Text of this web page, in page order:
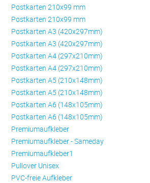
Postkarten 210x99 mm
Postkarten 210x99 mm
Postkarten A3 (420x297mm)
Postkarten A3 (420x297mm)
Postkarten A4 (297x210mm)
Postkarten A4 (297x210mm)
Postkarten A5 (210x148mm)
Postkarten A5 (210x148mm)
Postkarten A6 (148x105mm)
Postkarten A6 (148x105mm)
Premiumaufkleber
Premiumaufkleber - Sameday
Premiumaufkleber1
Pullover Unisex
PVC-freie Aufkleber